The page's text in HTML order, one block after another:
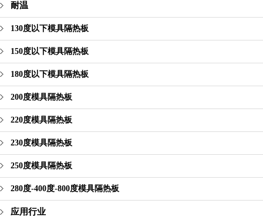
耐温
130度以下模具隔热板
150度以下模具隔热板
180度以下模具隔热板
200度模具隔热板
220度模具隔热板
230度模具隔热板
250度模具隔热板
280度-400度-800度模具隔热板
应用行业